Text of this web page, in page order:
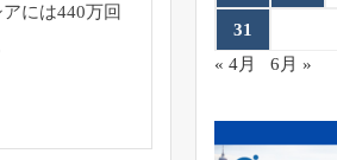
には440万回
31
« 4月
6月 »